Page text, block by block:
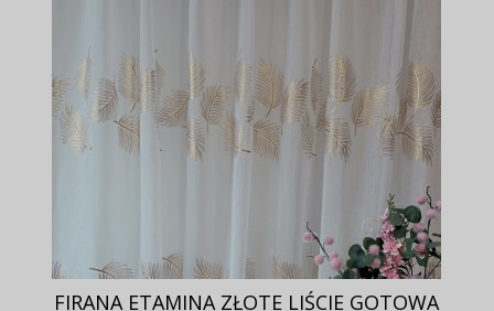
FIRANA ETAMINA ZŁOTE LIŚCIE GOTOWA